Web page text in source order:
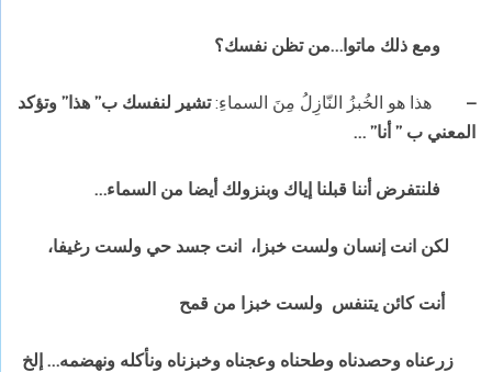
ومع ذلك ماتوا…من تظن نفسك؟
– هذا هو الخُبزُ النّازِلُ مِنَ السماءِ:تشير لنفسك ب” هذا” وتؤكد
المعني ب ” أنا” …
فلنتفرض أننا قبلنا إياك وبنزولك أيضا من السماء…
لكن انت إنسان ولست خبزا، انت جسد حي ولست رغيفا،
أنت كائن يتنفس ولست خبزا من قمح
زرعناه وحصدناه وطحناه وعجناه وخبزناه ونأكله ونهضمه… إلخ